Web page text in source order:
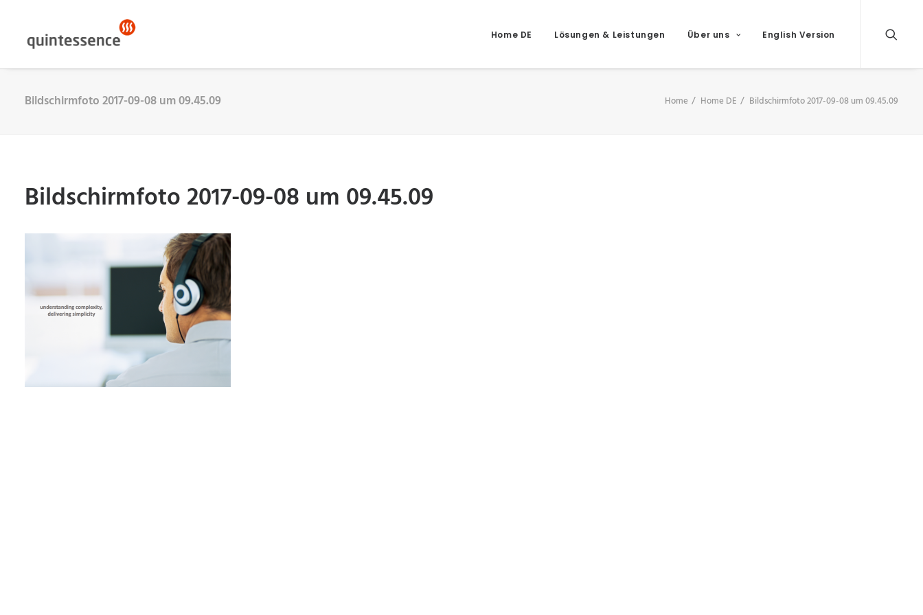
Home DE Lösungen & Leistungen Über uns English Version
Bildschirmfoto 2017-09-08 um 09.45.09 Home Home DE Bildschirmfoto 2017-09-08 um 09.45.09
Bildschirmfoto 2017-09-08 um 09.45.09